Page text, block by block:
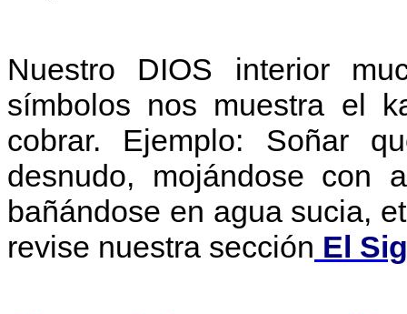
Nuestro DIOS interior
símbolos nos muestra el
cobrar. Ejemplo: Soñar
desnudo, mojándose con
bañándose en agua sucia,
revise nuestra sección El